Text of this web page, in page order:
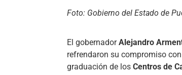
Foto: Gobierno del Estado de
El gobernadorAlejandro
refrendaron su compromiso
graduación de los Centros de